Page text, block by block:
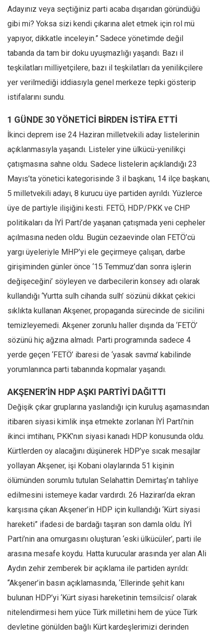
Adayınız veya seçtiğiniz parti acaba dışarıdan göründüğü
gibi mi? Yoksa sizi kendi çıkarına alet etmek için rol mü
yapıyor, dikkatle inceleyin.” Sadece yönetimde değil
tabanda da tam bir doku uyuşmazlığı yaşandı. Bazı il
teşkilatları milliyetçilere, bazı il teşkilatları da yenilikçilere
yer verilmediği iddiasıyla genel merkeze tepki gösterip
istifalarını sundu.
1 GÜNDE 30 YÖNETİCİ BİRDEN İSTİFA ETTİ
İkinci deprem ise 24 Haziran milletvekili aday listelerinin
açıklanmasıyla yaşandı. Listeler yine ülkücü-yenilikçi
çatışmasına sahne oldu. Sadece listelerin açıklandığı 23
Mayıs’ta yönetici kategorisinde 3 il başkanı, 14 ilçe başkanı,
5 milletvekili adayı, 8 kurucu üye partiden ayrıldı. Yüzlerce
üye de partiyle ilişiğini kesti. FETÖ, HDP/PKK ve CHP
politikaları da İYİ Parti’de yaşanan çatışmada yeni cepheler
açılmasına neden oldu. Bugün cezaevinde olan FETÖ’cü
yargı üyeleriyle MHP’yi ele geçirmeye çalışan, darbe
girişiminden günler önce ‘15 Temmuz’dan sonra işlerin
değişeceğini’ söyleyen ve darbecilerin konsey adı olarak
kullandığı ‘Yurtta sulh cihanda sulh’ sözünü dikkat çekici
sıklıkta kullanan Akşener, propaganda sürecinde de sicilini
temizleyemedi. Akşener zorunlu haller dışında da ‘FETÖ’
sözünü hiç ağzına almadı. Parti programında sadece 4
yerde geçen ‘FETÖ’ ibaresi de ‘yasak savma’ kabilinde
yorumlanınca parti tabanında kopmalar yaşandı.
AKŞENER’İN HDP AŞKI PARTİYİ DAĞITTI
Değişik çıkar gruplarına yaslandığı için kuruluş aşamasından
itibaren siyasi kimlik inşa etmekte zorlanan İYİ Parti’nin
ikinci imtihanı, PKK’nın siyasi kanadı HDP konusunda oldu.
Kürtlerden oy alacağını düşünerek HDP’ye sıcak mesajlar
yollayan Akşener, işi Kobani olaylarında 51 kişinin
ölümünden sorumlu tutulan Selahattin Demirtaş’ın tahliye
edilmesini istemeye kadar vardırdı. 26 Haziran’da ekran
karşısına çıkan Akşener’in HDP için kullandığı ‘Kürt siyasi
hareketi” ifadesi de bardağı taşıran son damla oldu. İYİ
Parti’nin ana omurgasını oluşturan ‘eski ülkücüler’, parti ile
arasına mesafe koydu. Hatta kurucular arasında yer alan Ali
Aydın zehir zemberek bir açıklama ile partiden ayrıldı:
“Akşener’in basın açıklamasında, ‘Ellerinde şehit kanı
bulunan HDP’yi ‘Kürt siyasi hareketinin temsilcisi’ olarak
nitelendirmesi hem yüce Türk milletini hem de yüce Türk
devletine gönülden bağlı Kürt kardeşlerimizi derinden